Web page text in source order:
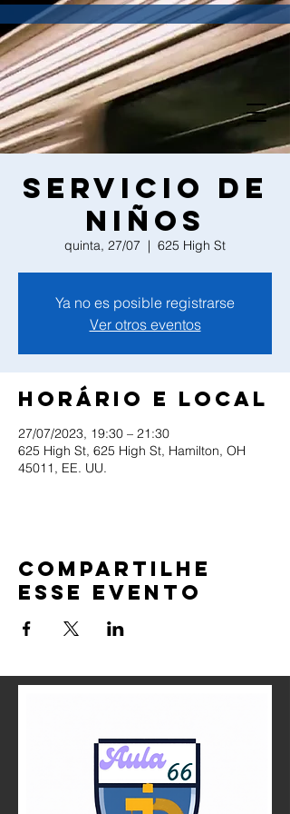
Servicio de
Niños
quinta, 27/07
  |
625 High St
Ya no es posible registrarse
Ver otros eventos
Horário e local
27/07/2023, 19:30 – 21:30
625 High St, 625 High St, Hamilton, OH
45011, EE. UU.
Compartilhe
esse evento